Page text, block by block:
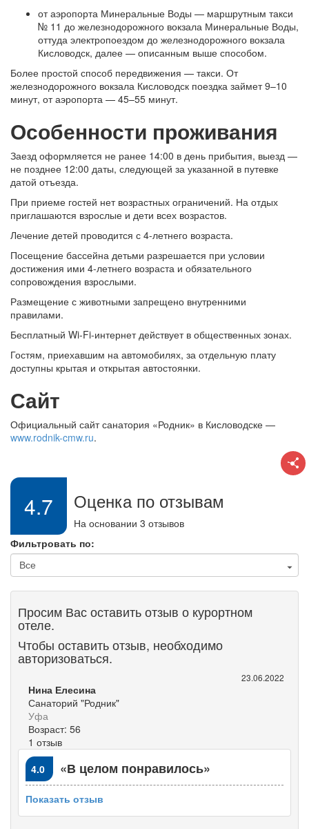
от аэропорта Минеральные Воды — маршрутным такси
№ 11 до железнодорожного вокзала Минеральные Воды,
оттуда электропоездом до железнодорожного вокзала
Кисловодск, далее — описанным выше способом.
Более простой способ передвижения — такси. От
железнодорожного вокзала Кисловодск поездка займет 9–10
минут, от аэропорта — 45–55 минут.
Особенности проживания
Заезд оформляется не ранее 14:00 в день прибытия, выезд —
не позднее 12:00 даты, следующей за указанной в путевке
датой отъезда.
При приеме гостей нет возрастных ограничений. На отдых
приглашаются взрослые и дети всех возрастов.
Лечение детей проводится с 4-летнего возраста.
Посещение бассейна детьми разрешается при условии
достижения ими 4-летнего возраста и обязательного
сопровождения взрослыми.
Размещение с животными запрещено внутренними
правилами.
Бесплатный Wi-Fi-интернет действует в общественных зонах.
Гостям, приехавшим на автомобилях, за отдельную плату
доступны крытая и открытая автостоянки.
Сайт
Официальный сайт санатория «Родник» в Кисловодске —
www.rodnik-cmw.ru.
4.7 Оценка по отзывам
На основании 3 отзывов
Фильтровать по:
Просим Вас оставить отзыв о курортном
отеле.
Чтобы оставить отзыв, необходимо
авторизоваться.
23.06.2022
Нина Елесина
Санаторий "Родник"
Уфа
Возраст: 56
1 отзыв
4.0
«В целом понравилось»
Показать отзыв